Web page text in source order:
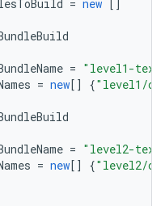
= new []
= "level1-
= new[] {"level1/
= "level2-
= new[] {"level2/